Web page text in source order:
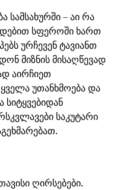
სამსახურში – აი რა
სფეროში ხართ
ურჩევენ ტავიანთ
მიზნის მისაღწევად
აირჩიეთ
უთანხმოება და
საკუტარი
ღირსებები.